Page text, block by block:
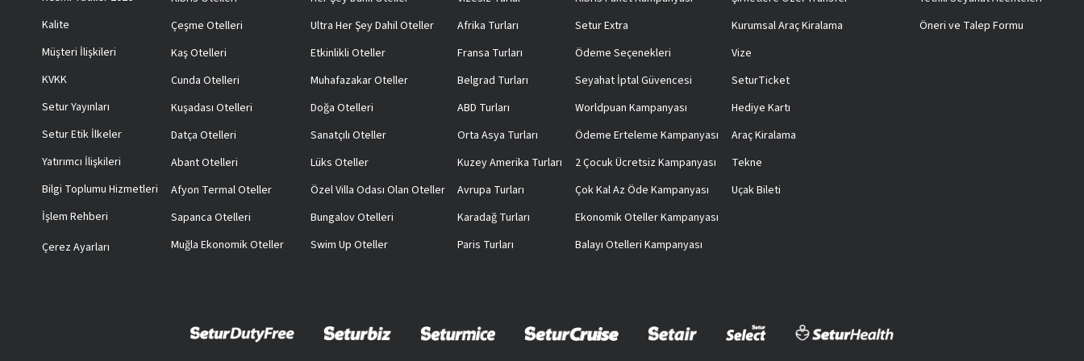
Kalite
Müşteri İlişkileri
KVKK
Setur Yayınları
Setur Etik İlkeler
Yatırımcı İlişkileri
Bilgi Toplumu Hizmetleri
İşlem Rehberi
Çerez Ayarları
Çeşme Otelleri
Kaş Otelleri
Cunda Otelleri
Kuşadası Otelleri
Datça Otelleri
Abant Otelleri
Afyon Termal Oteller
Sapanca Otelleri
Muğla Ekonomik Oteller
Ultra Her Şey Dahil Oteller
Etkinlikli Oteller
Muhafazakar Oteller
Doğa Otelleri
Sanatçılı Oteller
Lüks Oteller
Özel Villa Odası Olan Oteller
Bungalov Otelleri
Swim Up Oteller
Afrika Turları
Fransa Turları
Belgrad Turları
ABD Turları
Orta Asya Turları
Kuzey Amerika Turları
Avrupa Turları
Karadağ Turları
Paris Turları
Setur Extra
Ödeme Seçenekleri
Seyahat İptal Güvencesi
Worldpuan Kampanyası
Ödeme Erteleme Kampanyası
2 Çocuk Ücretsiz Kampanyası
Çok Kal Az Öde Kampanyası
Ekonomik Oteller Kampanyası
Balayı Otelleri Kampanyası
Kurumsal Araç Kiralama
Vize
SeturTicket
Hediye Kartı
Araç Kiralama
Tekne
Uçak Bileti
Öneri ve Talep Formu